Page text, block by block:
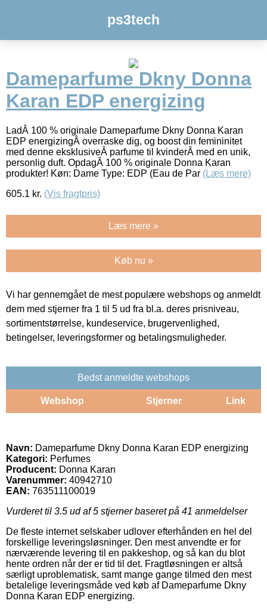
ps3tech
Dameparfume Dkny Donna
Karan EDP energizing
LadÂ 100 % originale Dameparfume Dkny Donna Karan
EDP energizingÂ overraske dig, og boost din femininitet
med denne eksklusiveÂ parfume til kvinderÂ med en unik,
personlig duft. OpdagÂ 100 % originale Donna Karan
produkter! Køn: Dame Type: EDP (Eau de Par (Læs mere)
605.1 kr. (Vis fragtpris)
Læs mere »
Køb nu »
Vi har gennemgået de mest populære webshops og anmeldt
dem med stjerner fra 1 til 5 ud fra bl.a. deres prisniveau,
sortimentstørrelse, kundeservice, brugervenlighed,
betingelser, leveringsformer og betalingsmuligheder.
Bedst anmeldte webshops
Webshop Stjerner Link
Navn: Dameparfume Dkny Donna Karan EDP energizing
Kategori: Perfumes
Producent: Donna Karan
Varenummer: 40942710
EAN: 763511100019
Vurderet til 3.5 ud af 5 stjerner baseret på 41 anmeldelser
De fleste internet selskaber udlover efterhånden en hel del
forskellige leveringsløsninger. Den mest anvendte er for
nærværende levering til en pakkeshop, og så kan du blot
hente ordren når der er tid til det. Fragtløsningen er altså
særligt uproblematisk, samt mange gange tilmed den mest
betalelige leveringsmåde ved køb af Dameparfume Dkny
Donna Karan EDP energizing.